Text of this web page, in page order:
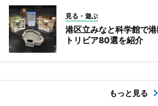
見る・遊ぶ
港区立みなと科学館で
トリビア80選を紹介
もっと見る